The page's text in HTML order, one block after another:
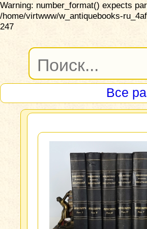
Warning: number_format() expects
/home/virtwww/w_antiquebooks-
247
Все